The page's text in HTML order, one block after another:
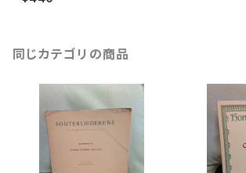
社 1972年
同じカテゴリの商品